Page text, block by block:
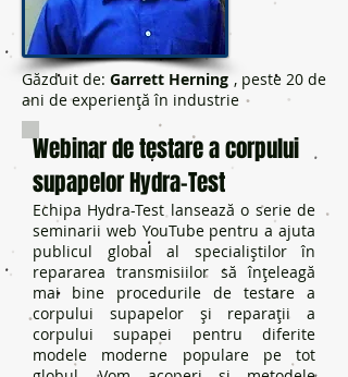
Găzduit de:Garrett Herning , peste 20 de
ani de experiență în industrie
Webinar de testare a corpului
supapelor Hydra-Test
Echipa Hydra-Test lansează o serie de
seminarii web YouTube pentru a ajuta
publicul global al specialiștilor în
repararea transmisiilor să înțeleagă
mai bine procedurile de testare a
corpului supapelor și reparații a
corpului supapei pentru diferite
modele moderne populare pe tot